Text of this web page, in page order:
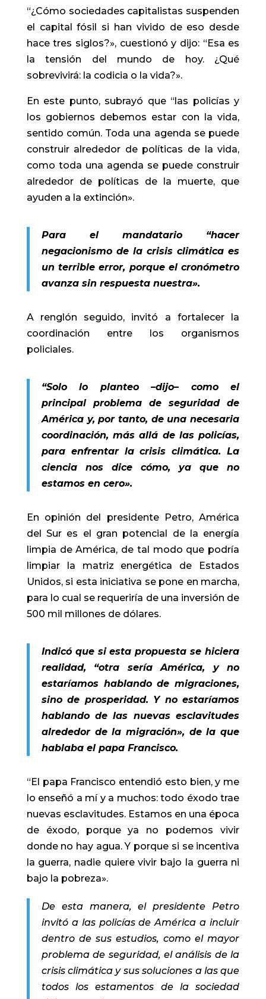
“¿Cómo sociedades capitalistas suspenden
el capital fósil si han vivido de eso desde
hace tres siglos?», cuestionó y dijo: “Esa es
la tensión del mundo de hoy. ¿Qué
sobrevivirá: la codicia o la vida?».
En este punto, subrayó que “las policías y
los gobiernos debemos estar con la vida,
sentido común. Toda una agenda se puede
construir alrededor de políticas de la vida,
como toda una agenda se puede construir
alrededor de políticas de la muerte, que
ayuden a la extinción».
Para el mandatario “hacer
negacionismo de la crisis climática es
un terrible error, porque el cronómetro
avanza sin respuesta nuestra».
A renglón seguido, invitó a fortalecer la
coordinación entre los organismos
policiales.
“Solo lo planteo –dijo– como el
principal problema de seguridad de
América y, por tanto, de una necesaria
coordinación, más allá de las policías,
para enfrentar la crisis climática. La
ciencia nos dice cómo, ya que no
estamos en cero».
En opinión del presidente Petro, América
del Sur es el gran potencial de la energía
limpia de América, de tal modo que podría
limpiar la matriz energética de Estados
Unidos, si esta iniciativa se pone en marcha,
para lo cual se requeriría de una inversión de
500 mil millones de dólares.
Indicó que si esta propuesta se hiciera
realidad, “otra sería América, y no
estaríamos hablando de migraciones,
sino de prosperidad. Y no estaríamos
hablando de las nuevas esclavitudes
alrededor de la migración», de la que
hablaba el papa Francisco.
“El papa Francisco entendió esto bien, y me
lo enseñó a mí y a muchos: todo éxodo trae
nuevas esclavitudes. Estamos en una época
de éxodo, porque ya no podemos vivir
donde no hay agua. Y porque si se incentiva
la guerra, nadie quiere vivir bajo la guerra ni
bajo la pobreza».
De esta manera, el presidente Petro
invitó a las policías de América a incluir
dentro de sus estudios, como el mayor
problema de seguridad, el análisis de la
crisis climática y sus soluciones a las que
todos los estamentos de la sociedad